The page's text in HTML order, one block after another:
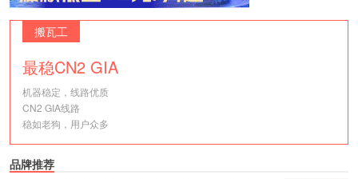
搬瓦工
最稳CN2 GIA
机器稳定，线路优质
CN2 GIA线路
稳如老狗，用户众多
品牌推荐